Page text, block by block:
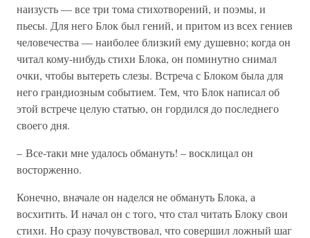
наизусть — все три тома стихотворений, и поэмы, и
пьесы. Для него Блок был гений, и притом из всех гениев
человечества — наиболее близкий ему душевно; когда он
читал кому-нибудь стихи Блока, он поминутно снимал
очки, чтобы вытереть слезы. Встреча с Блоком была для
него грандиозным событием. Тем, что Блок написал об
этой встрече целую статью, он гордился до последнего
своего дня.
– Все-таки мне удалось обмануть! – восклицал он
восторженно.
Конечно, вначале он наделся не обмануть Блока, а
восхитить. И начал он с того, что стал читать Блоку свои
стихи. Но сразу почувствовал, что совершил ложный шаг